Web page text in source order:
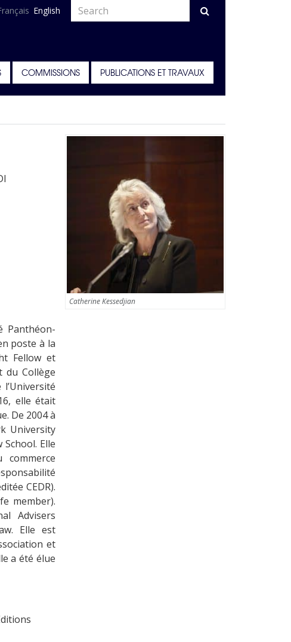
COMMISSIONS PUBLICATIONS ET TRAVAUX
English
Panthéon-
poste à la
Fellow et
du Collège
elle était
De 2004 à
University
Elle
CEDR).
member).
Advisers
Elle est
et
a été élue
Catherine Kessedjian